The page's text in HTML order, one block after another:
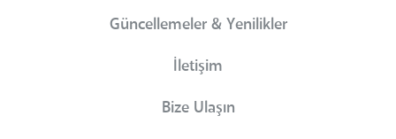
Güncellemeler & Yenilikler
İletişim
Bize Ulaşın